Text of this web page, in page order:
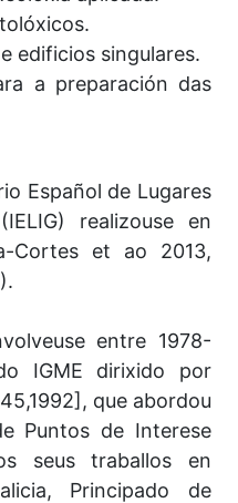
edificios singulares.
a preparación das
Español de Lugares
realizouse en
Cortes et ao 2013,
entre 1978-
IGME dirixido por
que abordou
Puntos de Interese
seus traballos en
Principado de